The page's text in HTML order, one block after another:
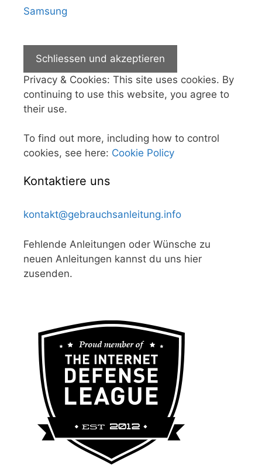
Samsung
Privacy & Cookies: This site uses cookies. By
continuing to use this website, you agree to
their use.
To find out more, including how to control
cookies, see here: Cookie Policy
Kontaktiere uns
kontakt@gebrauchsanleitung.info
Fehlende Anleitungen oder Wünsche zu
neuen Anleitungen kannst du uns hier
zusenden.